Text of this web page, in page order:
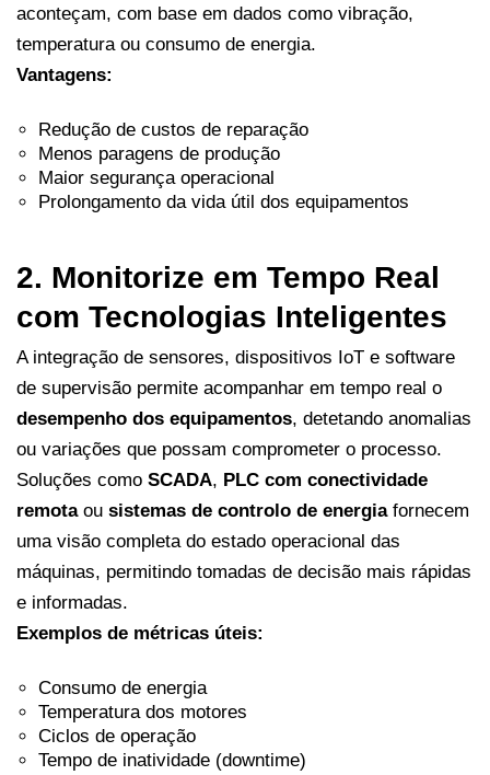
aconteçam, com base em dados como vibração,
temperatura ou consumo de energia.
Vantagens:
Redução de custos de reparação
Menos paragens de produção
Maior segurança operacional
Prolongamento da vida útil dos equipamentos
2. Monitorize em Tempo Real
com Tecnologias Inteligentes
A integração de sensores, dispositivos IoT e software
de supervisão permite acompanhar em tempo real o
desempenho dos equipamentos, detetando anomalias
ou variações que possam comprometer o processo.
Soluções como SCADA, PLC com conectividade
remotaou sistemas de controlo de energiafornecem
uma visão completa do estado operacional das
máquinas, permitindo tomadas de decisão mais rápidas
e informadas.
Exemplos de métricas úteis:
Consumo de energia
Temperatura dos motores
Ciclos de operação
Tempo de inatividade (downtime)